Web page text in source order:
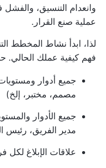
وانعدام التنسيق،
عملية صنع القرار.
لذا، ابدأ نشاط المخطط
فهم كيفية عملك الحالي.
جميع أدوار
مصمم، مختبر، إلخ)
جميع الأدوار
مدير الفريق، رئيس
علاقات الإبلاغ لكل